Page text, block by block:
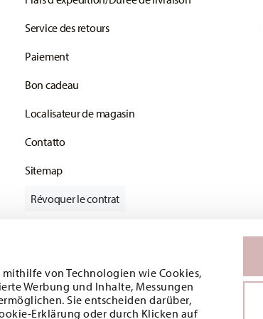
von Technologien wie Cookies,
Werbung und Inhalte, Messungen
Sie entscheiden darüber,
Erklärung oder durch Klicken auf
à
les
Service des retours
Paiement
Bon cadeau
Localisateur de magasin
Contatto
Sitemap
Révoquer le contrat